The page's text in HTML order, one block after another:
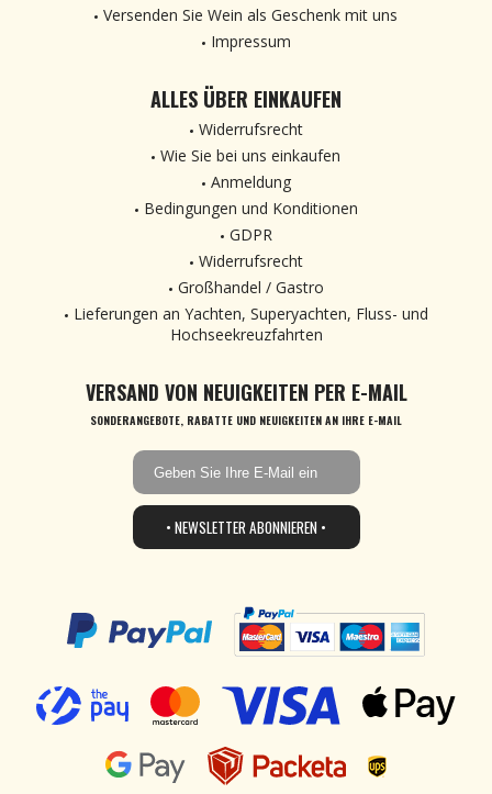
Versenden Sie Wein als Geschenk mit uns
Impressum
ALLES ÜBER EINKAUFEN
Widerrufsrecht
Wie Sie bei uns einkaufen
Anmeldung
Bedingungen und Konditionen
GDPR
Widerrufsrecht
Großhandel / Gastro
Lieferungen an Yachten, Superyachten, Fluss- und
Hochseekreuzfahrten
VERSAND VON NEUIGKEITEN PER E-MAIL
SONDERANGEBOTE, RABATTE UND NEUIGKEITEN AN IHRE E-MAIL
• NEWSLETTER ABONNIEREN •